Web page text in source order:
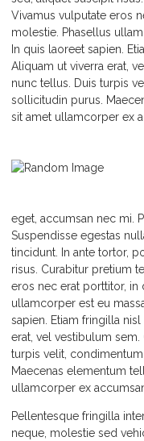
Vivamus vulputate eros
molestie. Phasellus
In quis laoreet sapien.
Aliquam ut viverra erat,
nunc tellus. Duis turpis
sollicitudin purus.
sit amet ullamcorper ex
eget, accumsan nec mi.
Suspendisse egestas
tincidunt. In ante tortor,
risus. Curabitur pretium
eros nec erat porttitor, in
ullamcorper est eu
sapien. Etiam fringilla
erat, vel vestibulum
turpis velit,
Maecenas elementum
ullamcorper ex
Pellentesque fringilla
neque, molestie sed